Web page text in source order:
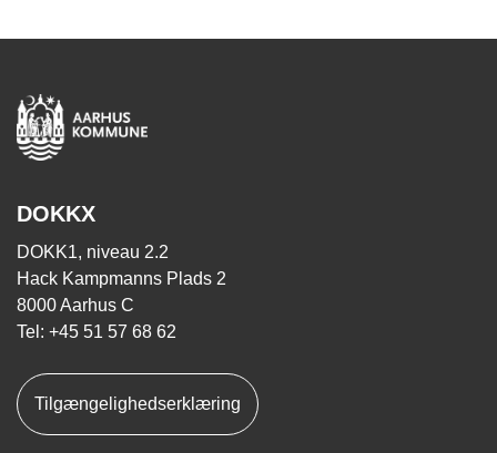
DOKKX
DOKK1, niveau 2.2
Hack Kampmanns Plads 2
8000 Aarhus C
Tel: +45 51 57 68 62
Tilgængelighedserklæring